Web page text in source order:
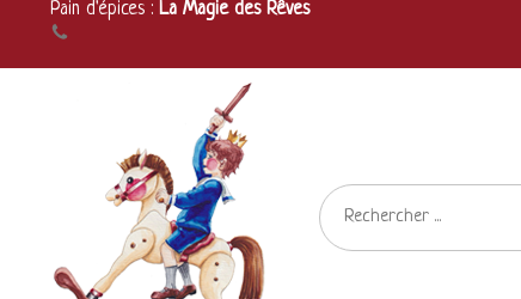
Pain d'épices : La Magie des Rêves